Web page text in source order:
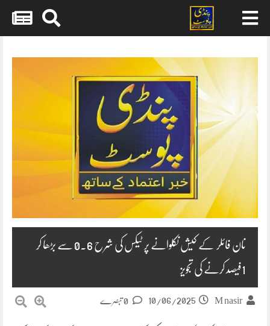
content
نان فائلر کے کیش نکلوانے پر ٹیکس کی شرح 0.6 سے بڑھا کر
1فیصد کرنے کی تجویز
M nasir
10/06/2025